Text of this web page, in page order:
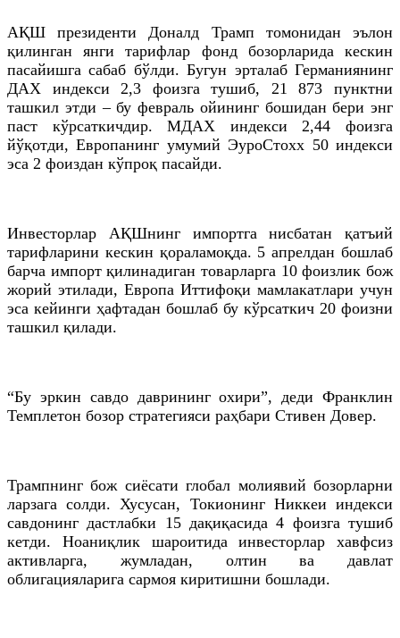
АҚШ президенти Доналд Трамп томонидан эълон
қилинган янги тарифлар фонд бозорларида кескин
пасайишга сабаб бўлди. Бугун эрталаб Германиянинг
ДАХ индекси 2,3 фоизга тушиб, 21 873 пунктни
ташкил этди – бу февраль ойининг бошидан бери энг
паст кўрсаткичдир. МДАХ индекси 2,44 фоизга
йўқотди, Европанинг умумий ЭуроСтохх 50 индекси
эса 2 фоиздан кўпроқ пасайди.
Инвесторлар АҚШнинг импортга нисбатан қатъий
тарифларини кескин қораламоқда. 5 апрелдан бошлаб
барча импорт қилинадиган товарларга 10 фоизлик бож
жорий этилади, Европа Иттифоқи мамлакатлари учун
эса кейинги ҳафтадан бошлаб бу кўрсаткич 20 фоизни
ташкил қилади.
“Бу эркин савдо даврининг охири”, деди Франклин
Темплетон бозор стратегияси раҳбари Стивен Довер.
Трампнинг бож сиёсати глобал молиявий бозорларни
ларзага солди. Хусусан, Токионинг Никкеи индекси
савдонинг дастлабки 15 дақиқасида 4 фоизга тушиб
кетди. Ноаниқлик шароитида инвесторлар хавфсиз
активларга, жумладан, олтин ва давлат
облигацияларига сармоя киритишни бошлади.